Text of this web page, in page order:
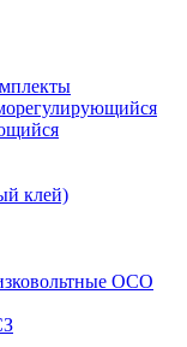
клей)
ОСО